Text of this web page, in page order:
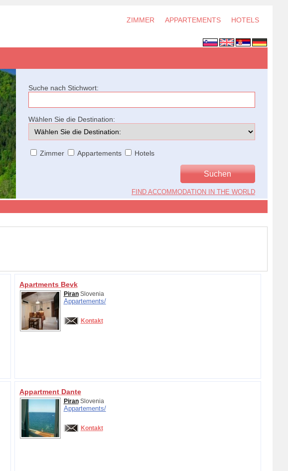
ZIMMER APPARTEMENTS HOTELS
Suche nach Stichwort:
Wählen Sie die Destination:
Zimmer Appartements Hotels
FIND ACCOMMODATION IN THE WORLD
Apartments Bevk
PiranSlovenia
Appartements/
Kontakt
Appartment Dante
PiranSlovenia
Appartements/
Kontakt